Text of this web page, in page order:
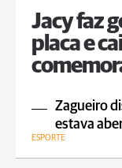
Jacy faz
placa e
Zagueiro
estava
ESPORTE